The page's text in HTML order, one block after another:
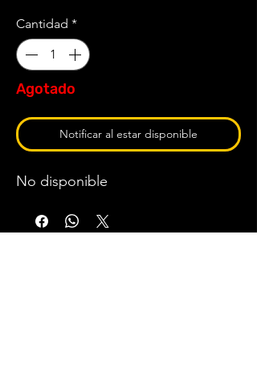
Cantidad *
Agotado
Notificar al estar disponible
No disponible